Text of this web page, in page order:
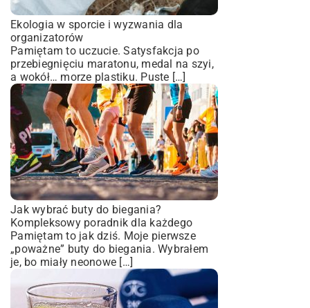
Ekologia w sporcie i wyzwania dla
organizatorów
Pamiętam to uczucie. Satysfakcja po
przebiegnięciu maratonu, medal na szyi,
a wokół… morze plastiku. Puste […]
Jak wybrać buty do biegania?
Kompleksowy poradnik dla każdego
Pamiętam to jak dziś. Moje pierwsze
„poważne” buty do biegania. Wybrałem
je, bo miały neonowe […]